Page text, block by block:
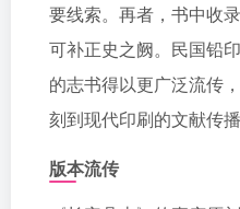
要线索。再者，书中收
可补正史之阙。民国铅
的志书得以更广泛流传
刻到现代印刷的文献传播
版本流传